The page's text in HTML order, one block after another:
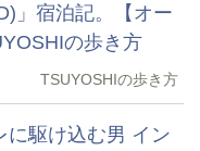
」宿泊記。【オー
の歩き方
TSUYOSHIの歩き方
に駆け込む男 イン